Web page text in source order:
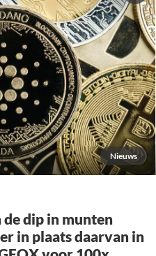
Nieuws
dip in munten
in plaats daarvan in